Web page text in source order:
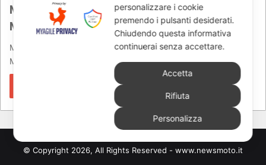
MotoGP Italia 2026, Bezzecchi vince al
Mugello: risultati e classifica
MotoGP d’Italia 2026, Bezzecchi vince al Mugello davanti a
Martin e Bagnaia: risultati, sintesi e classifiche del weekend.
© Copyright 2026, All Rights Reserved - www.newsmoto.it
personalizzare i cookie
premendo i pulsanti desiderati.
Chiudendo questa informativa
continuerai senza accettare.
Accetta
Rifiuta
Personalizza